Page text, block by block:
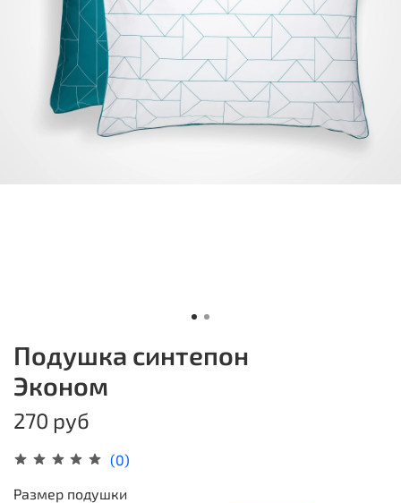
(0)
Подушка синтепон
Эконом
270 руб
Размер подушки